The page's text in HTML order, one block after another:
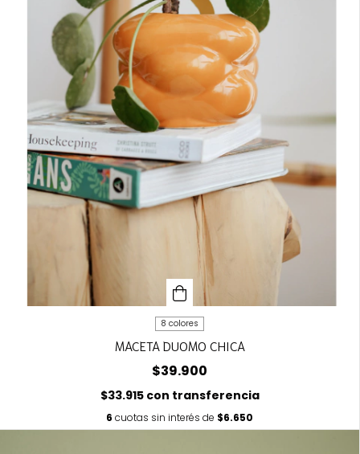
8 colores
MACETA DUOMO CHICA
$39.900
$33.915 con transferencia
6 cuotas sin interés de $6.650